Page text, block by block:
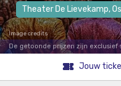
Theater De Lievekamp,
Image credits
De getoonde prijzen zijn exclusief
Jouw